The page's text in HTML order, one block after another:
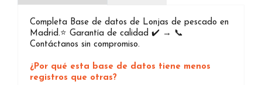
Completa Base de datos de Lonjas de pescado en
Madrid.⭐️ Garantía de calidad ✔️ → 📞
Contáctanos sin compromiso.
¿Por qué esta base de datos tiene menos
registros que otras?